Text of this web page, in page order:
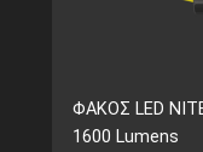
ΦΑΚΟΣ LED
1600 Lumens